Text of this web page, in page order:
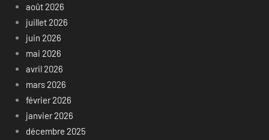
août 2026
juillet 2026
juin 2026
mai 2026
avril 2026
mars 2026
février 2026
janvier 2026
décembre 2025